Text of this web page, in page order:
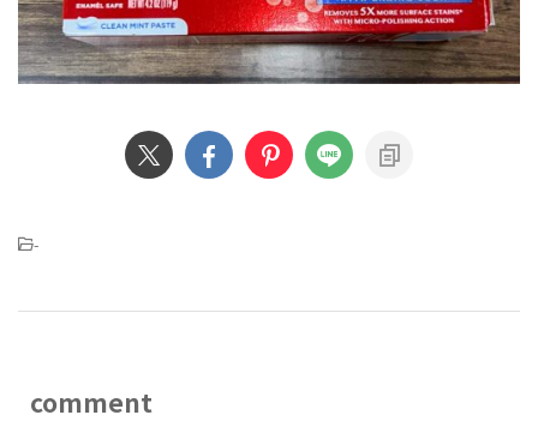
-
comment